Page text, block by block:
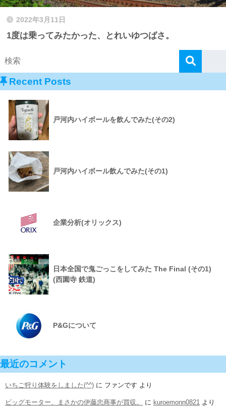
2022年3月11日
1度は乗ってみたかった、とれいゆつばさ。
Recent Posts
戸河内ハイボールを飲んでみた(その2)
戸河内ハイボール飲んでみた(その1)
企業分析(オリックス)
日本全国で鬼ごっこをしてみた The Final (その1)
(西園寺 鉄道)
P&Gについて
最近のコメント
いちご狩り体験をしました(^^) に ファンです より
ビッグモーター、まさかの伊藤忠商事が買収。 に kuroemonn0821 より